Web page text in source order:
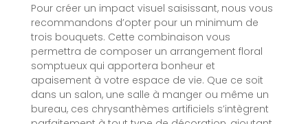
Pour créer un impact visuel saisissant, nous vous
recommandons d’opter pour un minimum de
trois bouquets. Cette combinaison vous
permettra de composer un arrangement floral
somptueux qui apportera bonheur et
apaisement à votre espace de vie. Que ce soit
dans un salon, une salle à manger ou même un
bureau, ces chrysanthèmes artificiels s’intègrent